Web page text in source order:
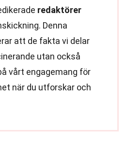
redaktörer
Denna
att de fakta vi delar
utan också
vårt engagemang för
när du utforskar och